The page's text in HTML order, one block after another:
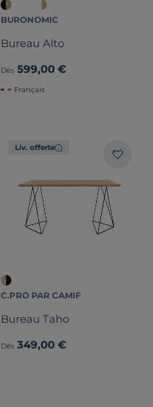
BURONOMIC
Bureau Alto
Dès 599,00 €
Français
Liv. offerte
C.PRO PAR CAMIF
Bureau Taho
Dès 349,00 €